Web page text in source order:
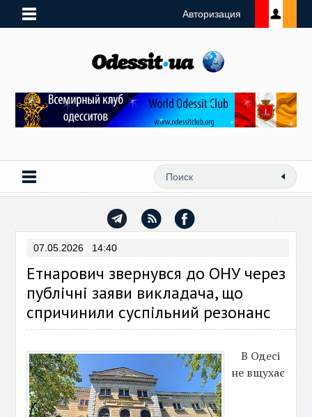
Авторизация
07.05.2026 14:40
Етнарович звернувся до ОНУ через
публічні заяви викладача, що
спричинили суспільний резонанс
В Одесі
не вщухає